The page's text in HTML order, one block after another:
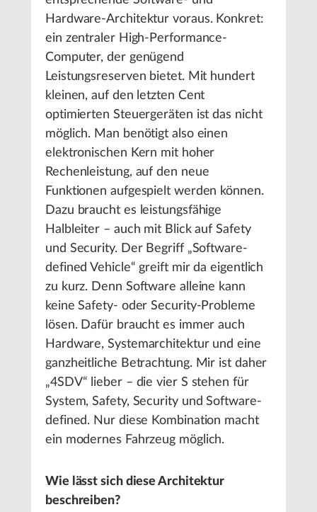
Hardware-Architektur voraus. Konkret:
ein zentraler High-Performance-
Computer, der genügend
Leistungsreserven bietet. Mit hundert
kleinen, auf den letzten Cent
optimierten Steuergeräten ist das nicht
möglich. Man benötigt also einen
elektronischen Kern mit hoher
Rechenleistung, auf den neue
Funktionen aufgespielt werden können.
Dazu braucht es leistungsfähige
Halbleiter – auch mit Blick auf Safety
und Security. Der Begriff „Software-
defined Vehicle“ greift mir da eigentlich
zu kurz. Denn Software alleine kann
keine Safety- oder Security-Probleme
lösen. Dafür braucht es immer auch
Hardware, Systemarchitektur und eine
ganzheitliche Betrachtung. Mir ist daher
„4SDV“ lieber – die vier S stehen für
System, Safety, Security und Software-
defined. Nur diese Kombination macht
ein modernes Fahrzeug möglich.
Wie lässt sich diese Architektur
beschreiben?